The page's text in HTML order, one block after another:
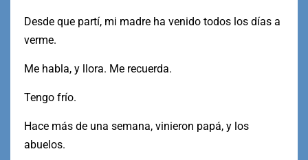
Desde que partí, mi madre ha venido todos los días a
verme.
Me habla, y llora. Me recuerda.
Tengo frío.
Hace más de una semana, vinieron papá, y los
abuelos.